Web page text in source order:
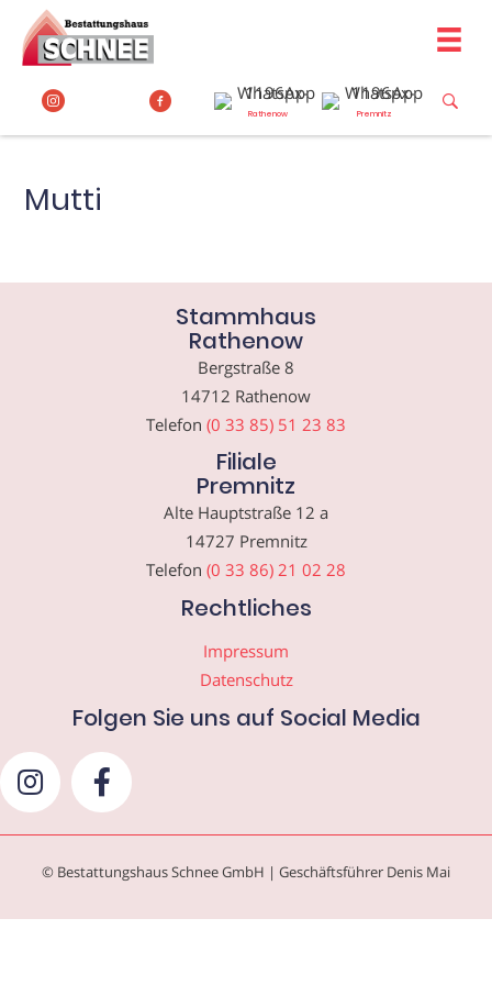
Inhalt
springen
Rathenow Premnitz
Mutti
Stammhaus
Rathenow
Bergstraße 8
14712 Rathenow
Telefon (0 33 85) 51 23 83
Filiale
Premnitz
Alte Hauptstraße 12 a
14727 Premnitz
Telefon (0 33 86) 21 02 28
Rechtliches
Impressum
Datenschutz
Folgen Sie uns auf Social Media
© Bestattungshaus Schnee GmbH | Geschäftsführer Denis Mai